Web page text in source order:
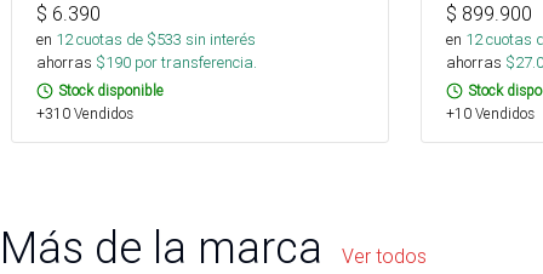
$ 6.390
en 12cuotas de $533 sin interés
ahorras $190 por transferencia.
Stock disponible
+310 Vendidos
$ 899.900
en 12cuotas
ahorras $
Stock
+10 Vendidos
Más de la marca Ver todos